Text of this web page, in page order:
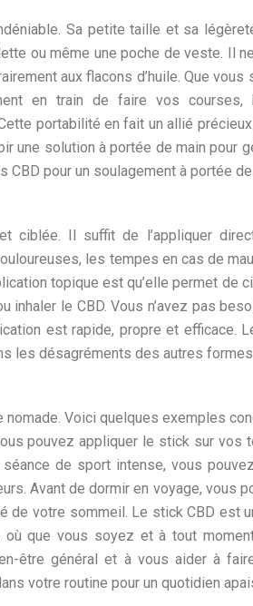
Sa petite taille et sa
ou même une poche de veste. Il
aux flacons d’huile. Que vous
en train de faire vos
portabilité en fait un allié
une solution à portée de main pour
pour un soulagement à portée de
ciblée. Il suffit de l’appliquer
les tempes en cas de
topique est qu’elle permet de
le CBD. Vous n’avez pas
est rapide, propre et efficace.
les désagréments des autres formes
Voici quelques exemples
pouvez appliquer le stick sur vos
de sport intense, vous
Avant de dormir en voyage, vous
de votre sommeil. Le stick CBD est
que vous soyez et à tout
être général et à vous aider à
votre routine pour un quotidien